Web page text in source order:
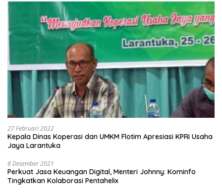
27 Februari 2022
Kepala Dinas Koperasi dan UMKM Flotim Apresiasi KPRI Usaha
Jaya Larantuka
8 Desember 2021
Perkuat Jasa Keuangan Digital, Menteri Johnny: Kominfo
Tingkatkan Kolaborasi Pentahelix